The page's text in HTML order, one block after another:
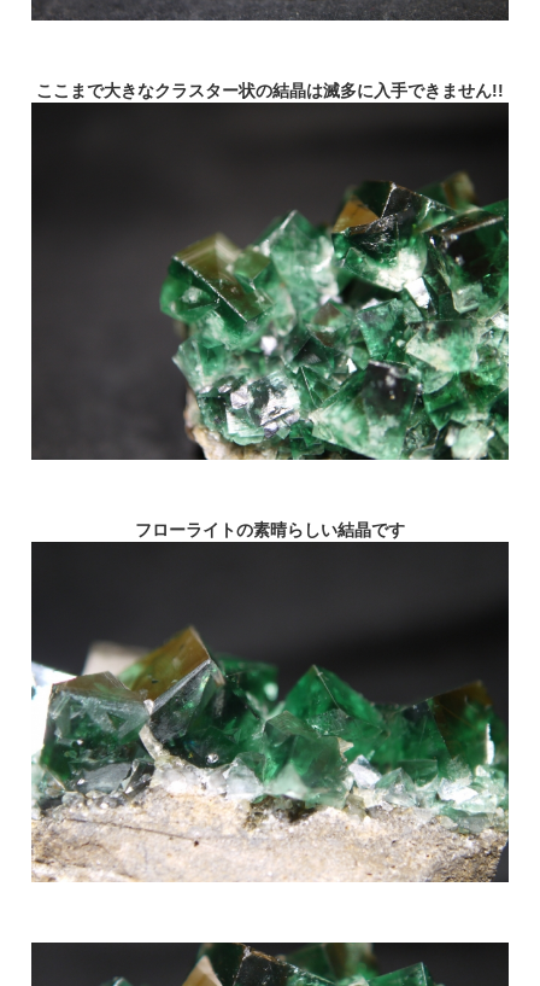
ここまで大きなクラスター状の結晶は滅多に入手できません!!
フローライトの素晴らしい結晶です